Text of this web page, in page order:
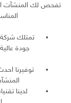
تفحص لك المنشآت
تمتلك
جودة
توفيرنا
لدينا